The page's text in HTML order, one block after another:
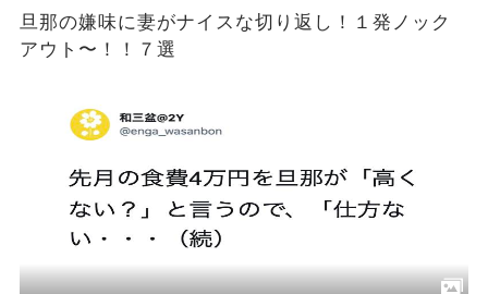
旦那の嫌味に妻がナイスな切り返し！１発ノック
アウト〜！！７選